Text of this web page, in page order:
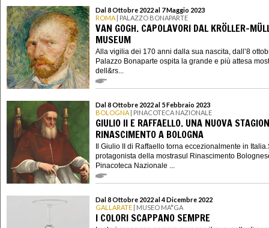
Dal 8 Ottobre 2022 al 7 Maggio 2023
ROMA | PALAZZO BONAPARTE
VAN GOGH. CAPOLAVORI DAL KRÖLLER-
MUSEUM
Alla vigilia dei 170 anni dalla sua nascita, dall’8
Palazzo Bonaparte ospita la grande e più attesa
dell&rs...
Dal 8 Ottobre 2022 al 5 Febbraio 2023
BOLOGNA | PINACOTECA NAZIONALE
GIULIO II E RAFFAELLO. UNA NUOVA
RINASCIMENTO A BOLOGNA
Il Giulio II di Raffaello torna eccezionalmente in
protagonista della mostrasul Rinascimento
Pinacoteca Nazionale ...
Dal 8 Ottobre 2022 al 4 Dicembre 2022
GALLARATE | MUSEO MA*GA
I COLORI SCAPPANO SEMPRE